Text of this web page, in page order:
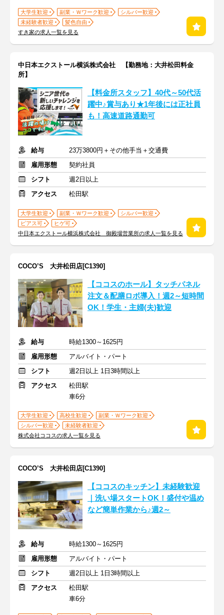
大学生歓迎 副業・Ｗワーク歓迎
シルバー歓迎
未経験者歓迎
髪色自由
すき家の求人一覧を見る
中日本エクストール横浜株式会社 【勤務地：大井松田料金
所】
【料金所スタッフ】40代～50代活
躍中♪賞与あり★1年後には正社員
も！高速道路通勤可
給与
23万3800円＋その他手当＋交通費
雇用形態
契約社員
シフト
週2日以上
アクセス
松田駅
大学生歓迎 副業・Ｗワーク歓迎
シルバー歓迎
ピアス可
ヒゲ可
中日本エクストール横浜株式会社 御殿場営業所の求人一覧を見る
COCO’S 大井松田店[C1390]
【ココスのホール】タッチパネル
注文＆配膳ロボ導入！週2～短時間
OK！学生・主婦(夫)歓迎
給与
時給1300～1625円
雇用形態
アルバイト・パート
シフト
週2日以上 1日3時間以上
アクセス
松田駅
車6分
大学生歓迎 高校生歓迎
副業・Ｗワーク歓迎
シルバー歓迎
未経験者歓迎
株式会社ココスの求人一覧を見る
COCO’S 大井松田店[C1390]
【ココスのキッチン】未経験歓迎
｜洗い場スタートOK！盛付や温め
など簡単作業から♪週2～
給与
時給1300～1625円
雇用形態
アルバイト・パート
シフト
週2日以上 1日3時間以上
アクセス
松田駅
車6分